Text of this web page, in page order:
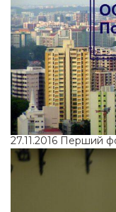
27.11.2016 Перший